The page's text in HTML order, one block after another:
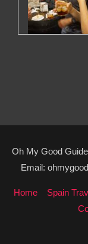
Oh My Good
Email:
Home Spain